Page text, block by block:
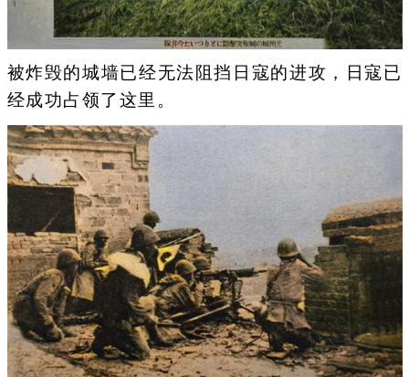
被炸毁的城墙已经无法阻挡日寇的进攻，日寇已
经成功占领了这里。